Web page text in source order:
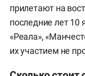
прилетают на
последние лет 10
«Реала»,
их участием не